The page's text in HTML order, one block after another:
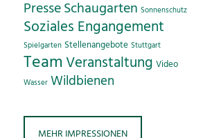
PresseSchaugarten Sonnenschutz
Soziales Engangement
Spielgarten Stellenangebote Stuttgart
Team Veranstaltung Video
Wasser Wildbienen
MEHR IMPRESSIONEN